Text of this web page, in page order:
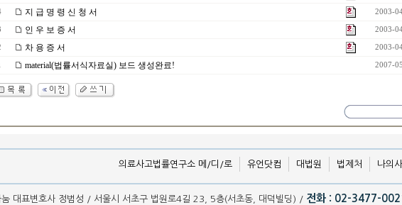
지 급 명 령 신 청 서 2003-
인 우 보 증 서 2003-
차 용 증 서 2003-
material(법률서식자료실) 보드 생성완료! 2007-
나의
법제처
대법원
유언닷컴
의료사고법률연구소 메/디/로
눔 대표변호사 정범성 / 서울시 서초구 법원로4길 23, 5층(서초동, 대덕빌딩) / 전화 : 02-3477-